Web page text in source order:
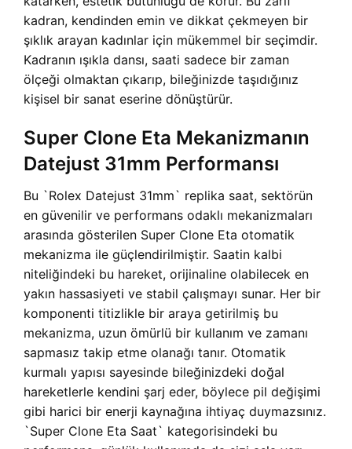
kadran, kendinden emin ve dikkat çekmeyen bir
şıklık arayan kadınlar için mükemmel bir seçimdir.
Kadranın ışıkla dansı, saati sadece bir zaman
ölçeği olmaktan çıkarıp, bileğinizde taşıdığınız
kişisel bir sanat eserine dönüştürür.
Super Clone Eta Mekanizmanın
Datejust 31mm Performansı
Bu `Rolex Datejust 31mm` replika saat, sektörün
en güvenilir ve performans odaklı mekanizmaları
arasında gösterilen Super Clone Eta otomatik
mekanizma ile güçlendirilmiştir. Saatin kalbi
niteliğindeki bu hareket, orijinaline olabilecek en
yakın hassasiyeti ve stabil çalışmayı sunar. Her bir
komponenti titizlikle bir araya getirilmiş bu
mekanizma, uzun ömürlü bir kullanım ve zamanı
sapmasız takip etme olanağı tanır. Otomatik
kurmalı yapısı sayesinde bileğinizdeki doğal
hareketlerle kendini şarj eder, böylece pil değişimi
gibi harici bir enerji kaynağına ihtiyaç duymazsınız.
`Super Clone Eta Saat` kategorisindeki bu